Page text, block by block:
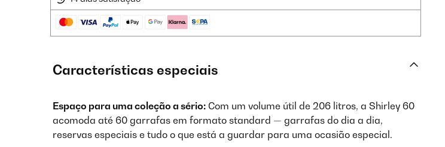
Características especiais
Espaço para uma coleção a sério: Com um volume útil de 206 litros, a Shirley 60
acomoda até 60 garrafas em formato standard — garrafas do dia a dia,
reservas especiais e tudo o que está a guardar para uma ocasião especial.